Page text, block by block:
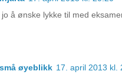
å ønske lykke til med
øyeblikk 17. april 2013 kl.